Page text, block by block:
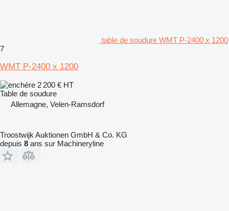
table de soudure WMT P-2400 x 1200
7
WMT P-2400 x 1200
2 200 € HT
Table de soudure
Allemagne, Velen-Ramsdorf
Troostwijk Auktionen GmbH & Co. KG
depuis 8 ans sur Machineryline